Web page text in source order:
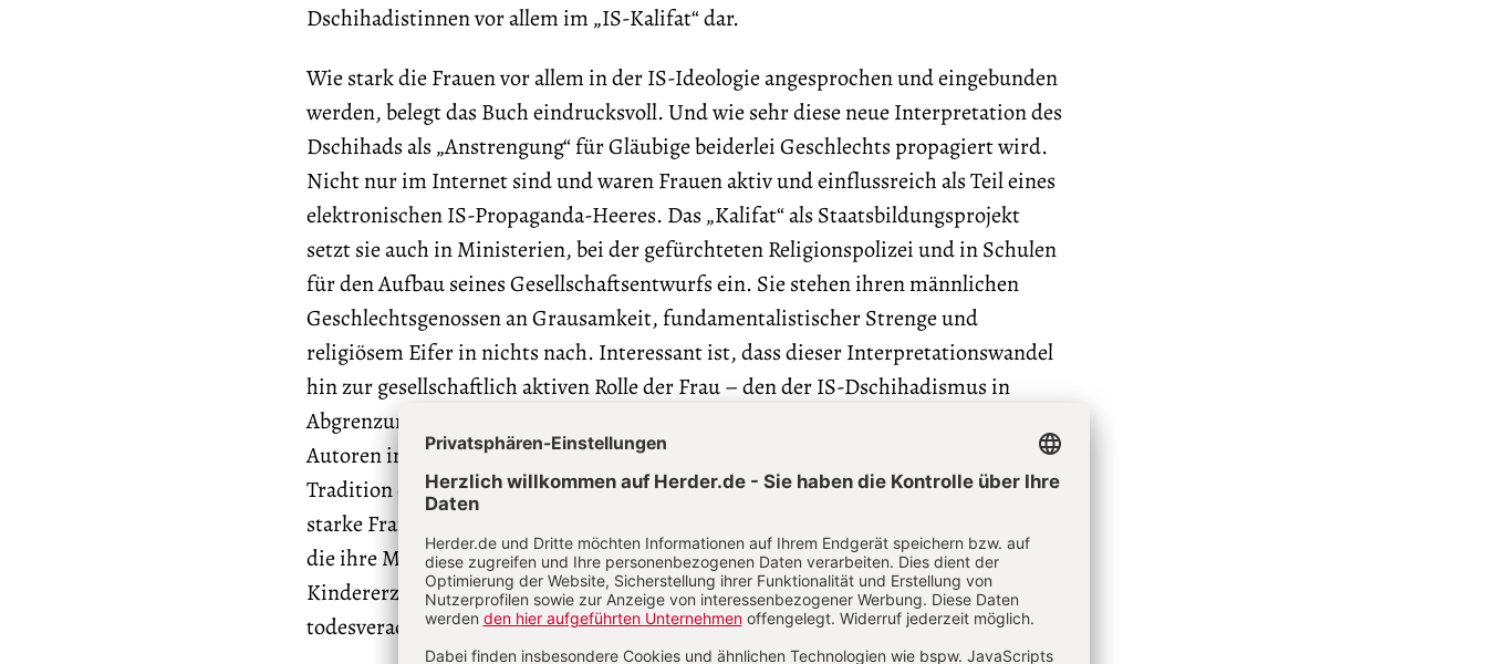
Dschihadistinnen vor allem im „IS-Kalifat“ dar.
Wie stark die Frauen vor allem in der IS-Ideologie angesprochen und eingebunden
werden, belegt das Buch eindrucksvoll. Und wie sehr diese neue Interpretation des
Dschihads als „Anstrengung“ für Gläubige beiderlei Geschlechts propagiert wird.
Nicht nur im Internet sind und waren Frauen aktiv und einflussreich als Teil eines
elektronischen IS-Propaganda-Heeres. Das „Kalifat“ als Staatsbildungsprojekt
setzt sie auch in Ministerien, bei der gefürchteten Religionspolizei und in Schulen
für den Aufbau seines Gesellschaftsentwurfs ein. Sie stehen ihren männlichen
Geschlechtsgenossen an Grausamkeit, fundamentalistischer Strenge und
religiösem Eifer in nichts nach. Interessant ist, dass dieser Interpretationswandel
hin zur gesellschaftlich aktiven Rolle der Frau – den der IS-Dschihadismus in
Abgrenzung und Weiterentwicklung gegenüber al-Qaida vollzieht und den die
Autoren im ersten Teil des Buches quellenstark nachzeichnen – in der islamischen
Tradition durchaus anknüpfungsfähig ist. Bereits zu Zeiten Mohammeds lebten
starke Frauen, die für den Islam kämpften und großes Ansehen genossen; Frauen,
die ihre Männer und Söhne für die Schlacht ermutigten und mit der
Kindererziehung das Fundament für die nächste Generation tapferer,
todesverachtender Gotteskämpfer legte.